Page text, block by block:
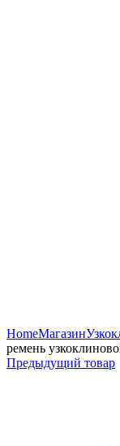
HomeМагазин
ремень
Предыдущий товар